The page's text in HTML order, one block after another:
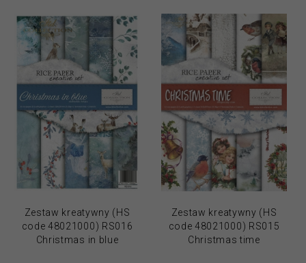
Zestaw kreatywny (HS
code 48021000) RS016
Christmas in blue
Zestaw kreatywny (HS
code 48021000) RS015
Christmas time